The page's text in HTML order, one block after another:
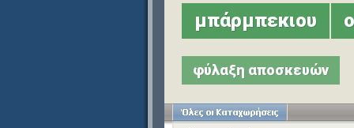
μπάρμπεκιου
φύλαξη αποσκευών